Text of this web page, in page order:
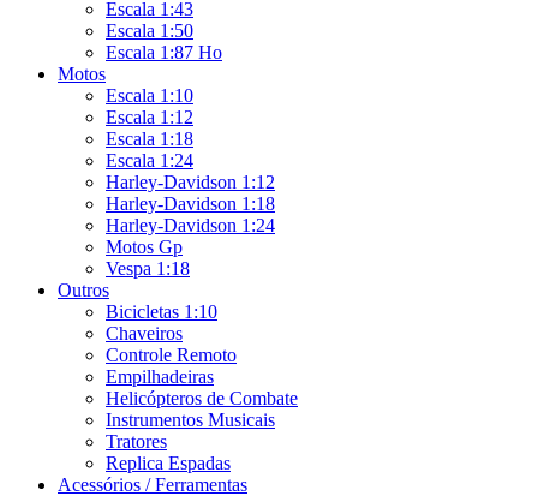
Escala 1:43
Escala 1:50
Escala 1:87 Ho
Motos
Escala 1:10
Escala 1:12
Escala 1:18
Escala 1:24
Harley-Davidson 1:12
Harley-Davidson 1:18
Harley-Davidson 1:24
Motos Gp
Vespa 1:18
Outros
Bicicletas 1:10
Chaveiros
Controle Remoto
Empilhadeiras
Helicópteros de Combate
Instrumentos Musicais
Tratores
Replica Espadas
Acessórios / Ferramentas